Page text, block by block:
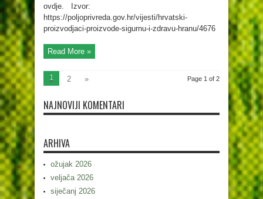
ovdje. Izvor:
https://poljoprivreda.gov.hr/vijesti/hrvatski-
proizvodjaci-proizvode-sigurnu-i-zdravu-hranu/4676
Read More »
Page 1 of 2
1 2 »
NAJNOVIJI KOMENTARI
ARHIVA
ožujak 2026
veljača 2026
siječanj 2026